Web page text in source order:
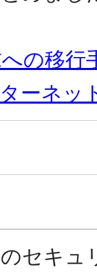
の移行
ーネ
セキ